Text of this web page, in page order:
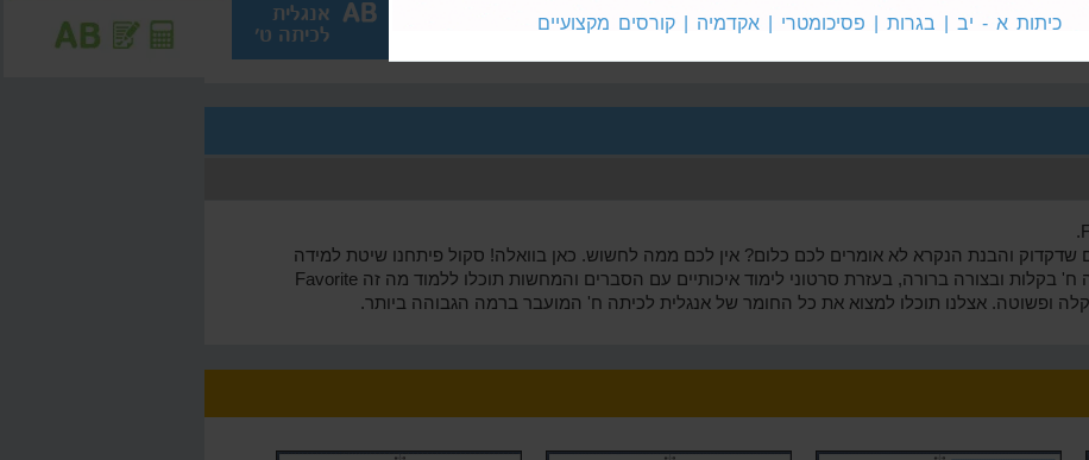
ז'
מתמטיקה
לכיתה ח'
אנגלית
לכיתה ח'
אנגלית
לכיתה ט'
והבנת הנקרא לא אומרים לכם כלום? אין לכם ממה לחשוש. כאן בוואלה! סקול פיתחנו שיטת למידה
חדשה וייחודית ללימוד אנגלית לכיתה ח' בקלות ובצורה ברורה, בעזרת סרטוני לימוד איכותיים עם הסברים והמחשות תוכלו ללמוד מה זה Favorite
כיתות א - יב | בגרות | פסיכומטרי | אקדמיה | קורסים מקצועיים